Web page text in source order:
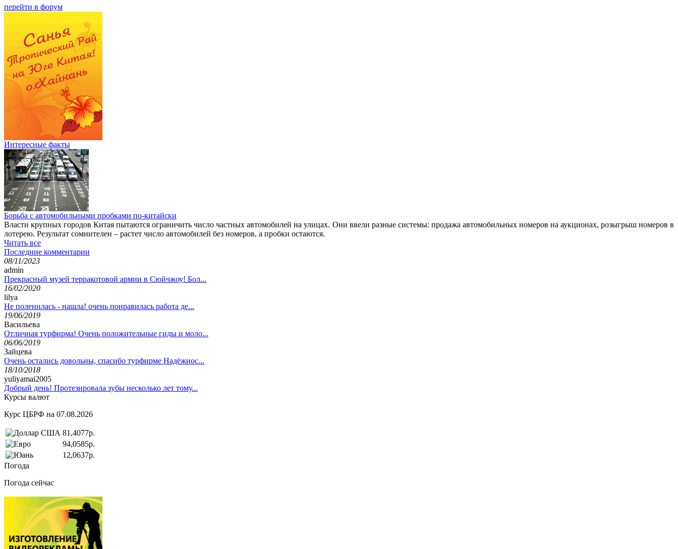
перейти в форум
Интересные факты
Борьба с автомобильными пробками по-китайски
Власти крупных городов Китая пытаются ограничить число частных автомобилей на улицах. Они ввели разные системы: продажа автомобильных номеров на аукционах, розыгрыш номеров в
лотерею. Результат сомнителен – растет число автомобилей без номеров, а пробки остаются.
Читать все
Последние комментарии
08/11/2023
admin
Прекрасный музей терракотовой армии в Сюйчжоу! Бол...
16/02/2020
lilya
Не поленилась - нашла! очень понравилась работа де...
19/06/2019
Васильева
Отличная турфирма! Очень положительные гиды и моло...
06/06/2019
Зайцева
Очень остались довольны, спасибо турфирме Надёжнос...
18/10/2018
yuliyamai2005
Добрый день! Протезировала зубы несколько лет тому...
Курсы валют
Курс ЦБРФ на 07.08.2026
81,4077р.
94,0585р.
12,0637р.
Погода
Погода сейчас